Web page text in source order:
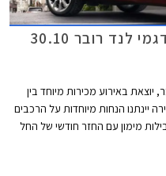
ימי מכירה מיוחדים על כל דגמי לנד רובר 30.10
יוצאת באירוע מכירות מיוחד בין
ימי המכירה יינתנו הנחות מיוחדות על הרכבים
מימון עם החזר חודשי של החל